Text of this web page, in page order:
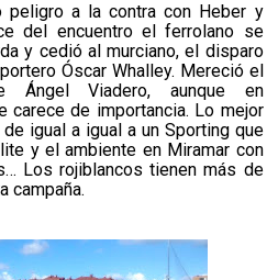
peligro a la contra con Heber y
del encuentro el ferrolano se
y cedió al murciano, el disparo
Óscar Whalley. Mereció el
Ángel Viadero, aunque en
carece de importancia. Lo mejor
igual a igual a un Sporting que
y el ambiente en Miramar con
Los rojiblancos tienen más de
campaña.